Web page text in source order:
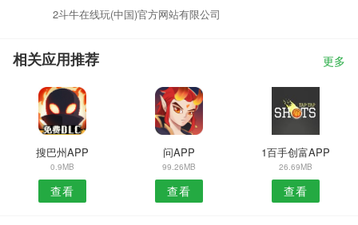
2斗牛在线玩(中国)官方网站有限公司
相关应用推荐 更多
搜巴州APP
0.9MB
查看
问APP
99.26MB
查看
1百手创富APP
26.69MB
查看